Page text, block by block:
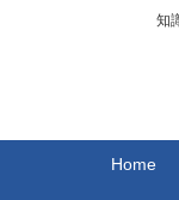
知
Home